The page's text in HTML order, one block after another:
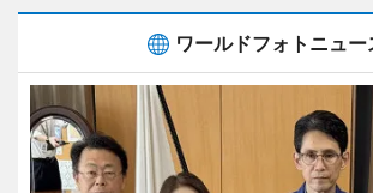
ワールドフォトニュー